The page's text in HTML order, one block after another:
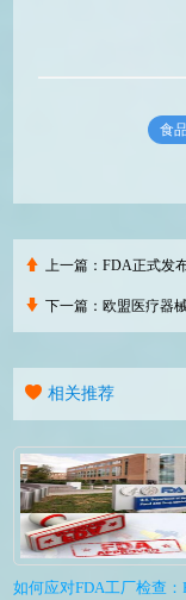
食
上一篇：FDA正式发
下一篇： 欧盟医疗器械
相关推荐
如何应对FDA工厂检查